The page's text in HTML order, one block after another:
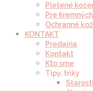
Pletené
Pre
Ochranné
KONTAKT
Predajňa
Kontakt
Kto sme
Tipy, triky